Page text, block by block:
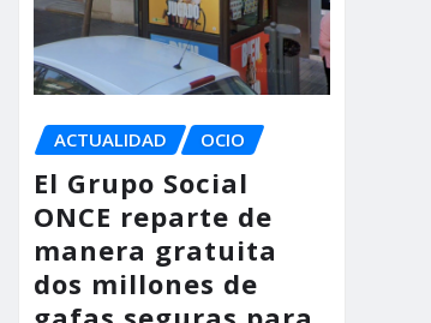
ACTUALIDAD OCIO
El Grupo Social
ONCE reparte de
manera gratuita
dos millones de